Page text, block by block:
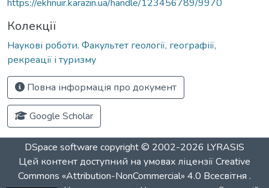
https://ekhnuir.karazin.ua/handle/123456789/9970
Колекції
Наукові роботи. Факультет геології, географіії,
рекреації і туризму
Повна інформація про документ
Google Scholar
DSpace software copyright © 2002-2026 LYRASIS
Цей контент доступний на умовах ліцензіїCreative
Commons «Attribution-NonCommercial» 4.0 Всесвітня .